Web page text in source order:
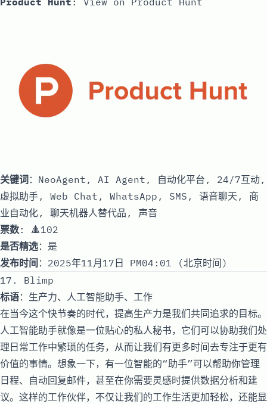
关键词 ：NeoAgent, AI Agent, 自动化平台, 24/7互动,
虚拟助手, Web Chat, WhatsApp, SMS, 语音聊天, 商
业自动化, 聊天机器人替代品, 声音
票数: 🔺102
是否精选：是
发布时间 ：2025年11月17日 PM04:01 (北京时间)
17. Blimp
标语：生产力、人工智能助手、工作
在当今这个快节奏的时代，提高生产力是我们共同追求的目标。
人工智能助手就像是一位贴心的私人秘书，它们可以协助我们处
理日常工作中繁琐的任务，从而让我们有更多时间去专注于更有
价值的事情。想象一下，有一位智能的“助手”可以帮助你管理
日程、自动回复邮件，甚至在你需要灵感时提供数据分析和建
议。这样的工作伙伴，不仅让我们的工作生活更加轻松，还能显